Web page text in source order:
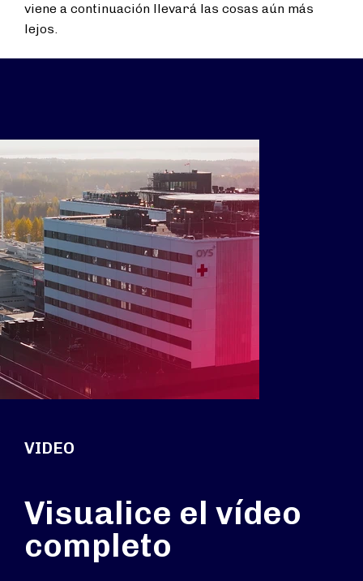
viene a continuación llevará las cosas aún más
lejos.
VIDEO
Visualice el vídeo
completo